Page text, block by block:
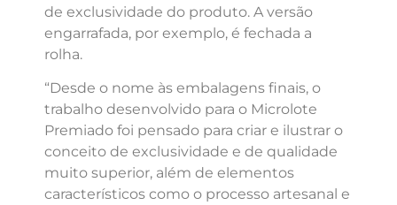
de exclusividade do produto. A versão
engarrafada, por exemplo, é fechada a
rolha.
“Desde o nome às embalagens finais, o
trabalho desenvolvido para o Microlote
Premiado foi pensado para criar e ilustrar o
conceito de exclusividade e de qualidade
muito superior, além de elementos
característicos como o processo artesanal e